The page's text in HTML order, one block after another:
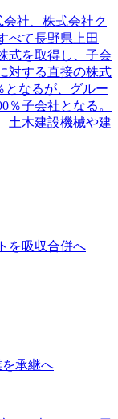
社、株式会社ク
べて長野県上田
式を取得し、子会
対する直接の株式
となるが、グルー
％子会社となる。
土木建設機械や建
を吸収合併へ
承継へ